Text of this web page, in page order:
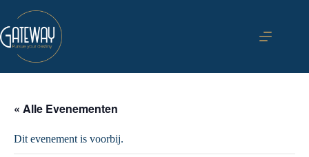
naar
de
inhoud
« Alle Evenementen
Dit evenement is voorbij.